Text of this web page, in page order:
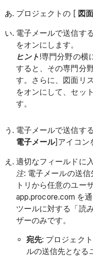
プロジェクトの [ 図面
電子メールで送信す
をオンにします。
ヒント!専門分野の横
すると、その専門分
す。さらに、図面リ
をオンにして、セッ
す。
電子メールで送信す
電子メール]アイコン
適切なフィールドに
注: 電子メールの送
トリから任意のユー
app.procore.com を
ツールに対する「読
ザーのみです。
宛先: プロジェク
ルの送信先となる